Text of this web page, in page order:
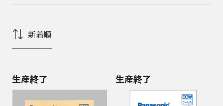
新着順
生産終了 生産終了